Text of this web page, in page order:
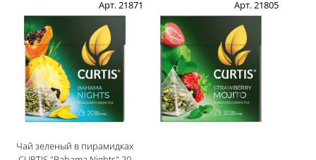
Арт. 21871
Чай зеленый в пирамидках
Арт. 21805